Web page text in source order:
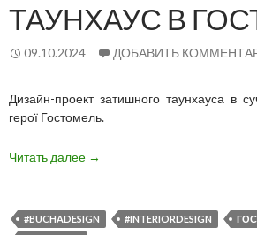
ТАУНХАУС В
09.10.2024 ДОБАВИТЬ
Дизайн-проект затишного таунхауса в
герої Гостомель.
Читать далее Таунхаус
→
#BUCHADESIGN #INTERIORDESIGN